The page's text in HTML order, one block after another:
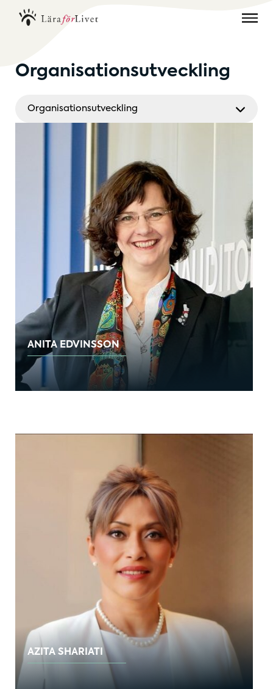
Organisationsutveckling
Organisationsutveckling
ANITA EDVINSSON
AZITA SHARIATI